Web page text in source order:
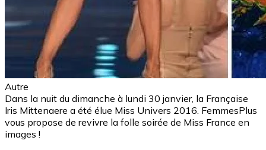
Autre
Dans la nuit du dimanche à lundi 30 janvier, la Française
Iris Mittenaere a été élue Miss Univers 2016. FemmesPlus
vous propose de revivre la folle soirée de Miss France en
images !